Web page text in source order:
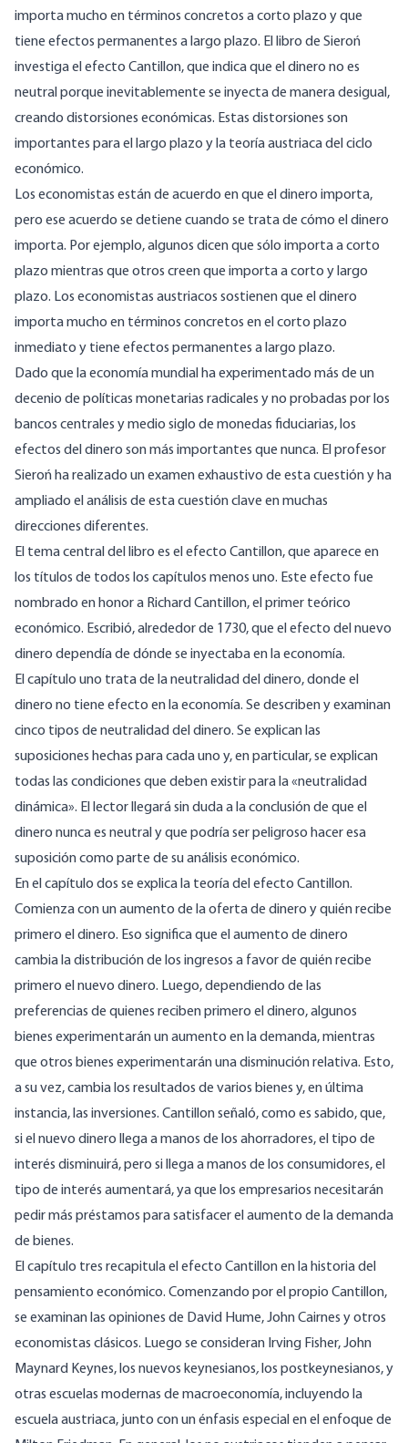
importa mucho en términos concretos a corto plazo y que
tiene efectos permanentes a largo plazo. El libro de Sieroń
investiga el efecto Cantillon, que indica que el dinero no es
neutral porque inevitablemente se inyecta de manera desigual,
creando distorsiones económicas. Estas distorsiones son
importantes para el largo plazo y la teoría austriaca del ciclo
económico.
Los economistas están de acuerdo en que el dinero importa,
pero ese acuerdo se detiene cuando se trata de cómo el dinero
importa. Por ejemplo, algunos dicen que sólo importa a corto
plazo mientras que otros creen que importa a corto y largo
plazo. Los economistas austriacos sostienen que el dinero
importa mucho en términos concretos en el corto plazo
inmediato y tiene efectos permanentes a largo plazo.
Dado que la economía mundial ha experimentado más de un
decenio de políticas monetarias radicales y no probadas por los
bancos centrales y medio siglo de monedas fiduciarias, los
efectos del dinero son más importantes que nunca. El profesor
Sieroń ha realizado un examen exhaustivo de esta cuestión y ha
ampliado el análisis de esta cuestión clave en muchas
direcciones diferentes.
El tema central del libro es el efecto Cantillon, que aparece en
los títulos de todos los capítulos menos uno. Este efecto fue
nombrado en honor a Richard Cantillon, el primer teórico
económico. Escribió, alrededor de 1730, que el efecto del nuevo
dinero dependía de dónde se inyectaba en la economía.
El capítulo uno trata de la neutralidad del dinero, donde el
dinero no tiene efecto en la economía. Se describen y examinan
cinco tipos de neutralidad del dinero. Se explican las
suposiciones hechas para cada uno y, en particular, se explican
todas las condiciones que deben existir para la «neutralidad
dinámica». El lector llegará sin duda a la conclusión de que el
dinero nunca es neutral y que podría ser peligroso hacer esa
suposición como parte de su análisis económico.
En el capítulo dos se explica la teoría del efecto Cantillon.
Comienza con un aumento de la oferta de dinero y quién recibe
primero el dinero. Eso significa que el aumento de dinero
cambia la distribución de los ingresos a favor de quién recibe
primero el nuevo dinero. Luego, dependiendo de las
preferencias de quienes reciben primero el dinero, algunos
bienes experimentarán un aumento en la demanda, mientras
que otros bienes experimentarán una disminución relativa. Esto,
a su vez, cambia los resultados de varios bienes y, en última
instancia, las inversiones. Cantillon señaló, como es sabido, que,
si el nuevo dinero llega a manos de los ahorradores, el tipo de
interés disminuirá, pero si llega a manos de los consumidores, el
tipo de interés aumentará, ya que los empresarios necesitarán
pedir más préstamos para satisfacer el aumento de la demanda
de bienes.
El capítulo tres recapitula el efecto Cantillon en la historia del
pensamiento económico. Comenzando por el propio Cantillon,
se examinan las opiniones de David Hume, John Cairnes y otros
economistas clásicos. Luego se consideran Irving Fisher, John
Maynard Keynes, los nuevos keynesianos, los postkeynesianos, y
otras escuelas modernas de macroeconomía, incluyendo la
escuela austriaca, junto con un énfasis especial en el enfoque de